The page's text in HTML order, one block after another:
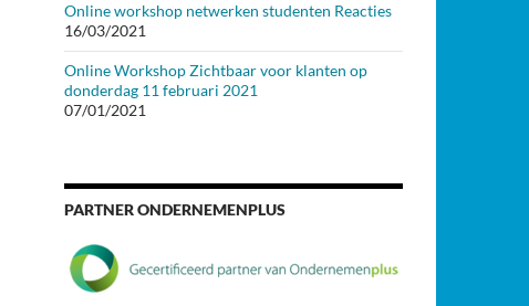
Online workshop netwerken studenten Reacties
16/03/2021
Online Workshop Zichtbaar voor klanten op
donderdag 11 februari 2021
07/01/2021
PARTNER ONDERNEMENPLUS